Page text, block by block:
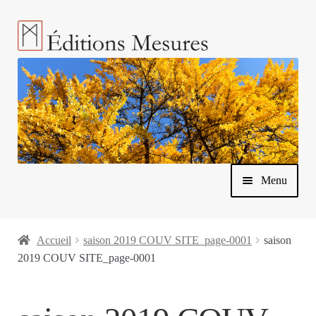
Aller
à
la
navigation
Aller
au
contenu
Menu
Accueil saison 2019 COUV SITE_page-0001
saison
2019 COUV SITE_page-0001